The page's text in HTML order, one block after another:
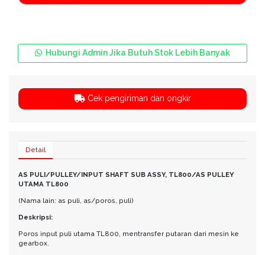
Hubungi Admin Jika Butuh Stok Lebih Banyak
Cek pengiriman dan ongkir
Detail
AS PULI/PULLEY/INPUT SHAFT SUB ASSY, TL800/AS PULLEY
UTAMA TL800
(Nama lain: as puli, as/poros, puli)
Deskripsi:
Poros input puli utama TL800, mentransfer putaran dari mesin ke
gearbox.